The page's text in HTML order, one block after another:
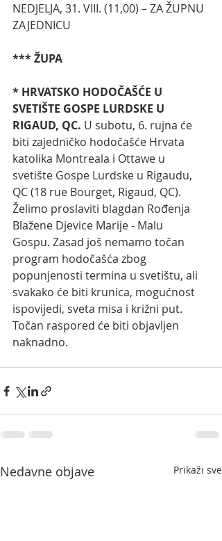
NEDJELJA, 31. VIII. (11,00) – ZA ŽUPNU
ZAJEDNICU
*** ŽUPA
* HRVATSKO HODOČAŠĆE U
SVETIŠTE GOSPE LURDSKE U
RIGAUD, QC. U subotu, 6. rujna će
biti zajedničko hodočašće Hrvata
katolika Montreala i Ottawe u
svetište Gospe Lurdske u Rigaudu,
QC (18 rue Bourget, Rigaud, QC).
Želimo proslaviti blagdan Rođenja
Blažene Djevice Marije - Malu
Gospu. Zasad još nemamo točan
program hodočašća zbog
popunjenosti termina u svetištu, ali
svakako će biti krunica, mogućnost
ispovijedi, sveta misa i križni put.
Točan raspored će biti objavljen
naknadno.
Nedavne objave Prikaži sve